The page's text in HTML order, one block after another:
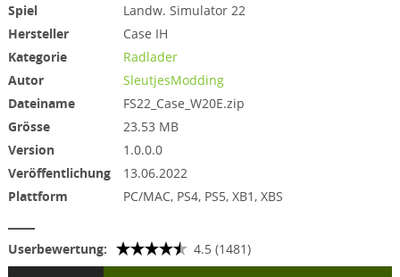
Spiel
Landw. Simulator 22
Hersteller
Case IH
Kategorie
Radlader
Autor
SleutjesModding
Dateiname
FS22_Case_W20E.zip
Grösse
23.53 MB
Version
1.0.0.0
Veröffentlichung
13.06.2022
Plattform
PC/MAC, PS4, PS5, XB1, XBS
Userbewertung: 4.5 (1481)